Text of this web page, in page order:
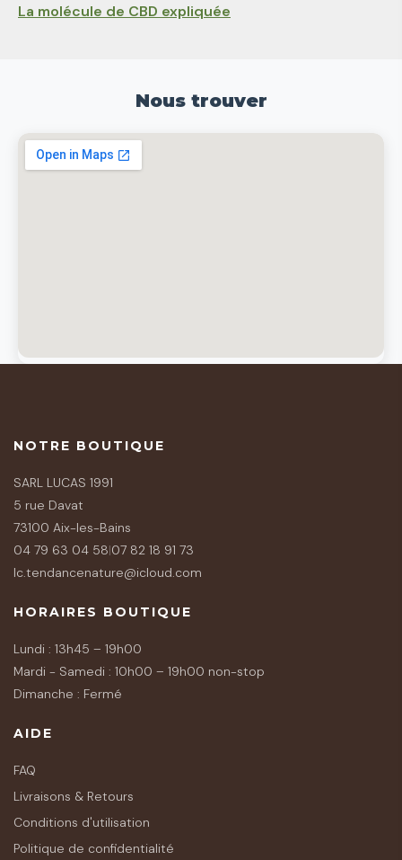
La molécule de CBD expliquée
Nous trouver
NOTRE BOUTIQUE
SARL LUCAS 1991
5 rue Davat
73100 Aix-les-Bains
04 79 63 04 58|07 82 18 91 73
lc.tendancenature@icloud.com
HORAIRES BOUTIQUE
Lundi : 13h45 – 19h00
Mardi - Samedi : 10h00 – 19h00 non-stop
Dimanche : Fermé
AIDE
FAQ
Livraisons & Retours
Conditions d'utilisation
Politique de confidentialité